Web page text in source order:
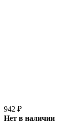
942 ₽
Нет в наличии